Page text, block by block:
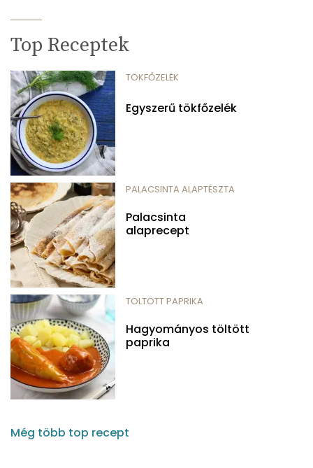
Top Receptek
TÖKFŐZELÉK
Egyszerű tökfőzelék
PALACSINTA ALAPTÉSZTA
Palacsinta
alaprecept
TÖLTÖTT PAPRIKA
Hagyományos töltött
paprika
Még több top recept